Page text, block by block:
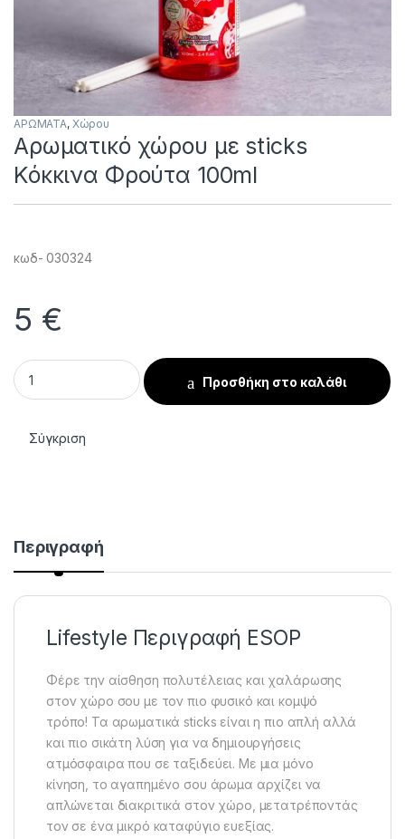
ΑΡΩΜΑΤΑ, Χώρου
Αρωματικό χώρου με sticks
Κόκκινα Φρούτα 100ml
κωδ- 030324
5 €
Αρωματικό χώρου με sticks Κόκκινα Φρούτα 100ml quantity
Προσθήκη στο καλάθι
Σύγκριση
Περιγραφή
Lifestyle Περιγραφή ESOP
Φέρε την αίσθηση πολυτέλειας και χαλάρωσης
στον χώρο σου με τον πιο φυσικό και κομψό
τρόπο! Τα αρωματικά sticks είναι η πιο απλή αλλά
και πιο σικάτη λύση για να δημιουργήσεις
ατμόσφαιρα που σε ταξιδεύει. Με μια μόνο
κίνηση, το αγαπημένο σου άρωμα αρχίζει να
απλώνεται διακριτικά στον χώρο, μετατρέποντάς
τον σε ένα μικρό καταφύγιο ευεξίας.